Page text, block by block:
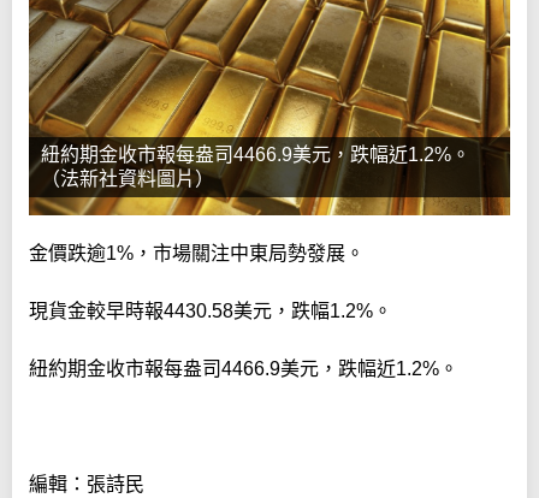
紐約期金收市報每盎司4466.9美元，跌幅近1.2%。
（法新社資料圖片）
金價跌逾1%，市場關注中東局勢發展。
現貨金較早時報4430.58美元，跌幅1.2%。
紐約期金收市報每盎司4466.9美元，跌幅近1.2%。
編輯：張詩民